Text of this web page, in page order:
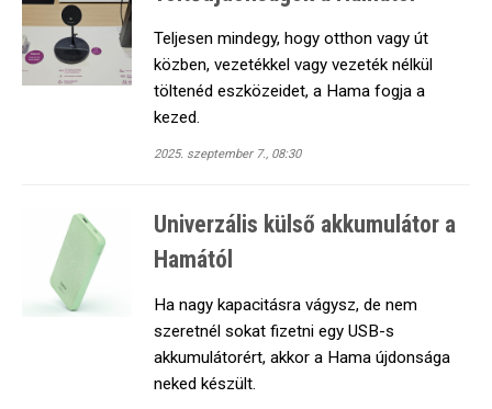
Teljesen mindegy, hogy otthon vagy út
közben, vezetékkel vagy vezeték nélkül
töltenéd eszközeidet, a Hama fogja a
kezed.
2025. szeptember 7., 08:30
Univerzális külső akkumulátor a
Hamától
Ha nagy kapacitásra vágysz, de nem
szeretnél sokat fizetni egy USB-s
akkumulátorért, akkor a Hama újdonsága
neked készült.